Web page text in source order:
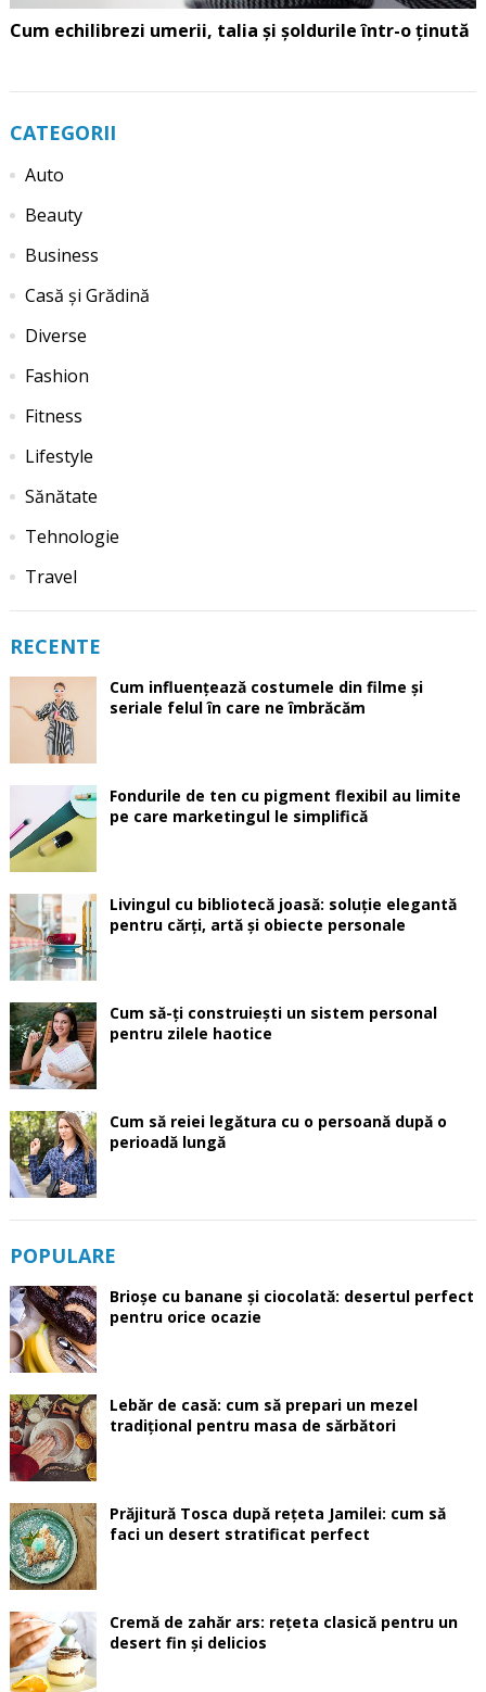
Cum echilibrezi umerii, talia și șoldurile într-o ținută
CATEGORII
Auto
Beauty
Business
Casă și Grădină
Diverse
Fashion
Fitness
Lifestyle
Sănătate
Tehnologie
Travel
RECENTE
Cum influențează costumele din filme și
seriale felul în care ne îmbrăcăm
Fondurile de ten cu pigment flexibil au limite
pe care marketingul le simplifică
Livingul cu bibliotecă joasă: soluție elegantă
pentru cărți, artă și obiecte personale
Cum să-ți construiești un sistem personal
pentru zilele haotice
Cum să reiei legătura cu o persoană după o
perioadă lungă
POPULARE
Brioșe cu banane și ciocolată: desertul perfect
pentru orice ocazie
Lebăr de casă: cum să prepari un mezel
tradițional pentru masa de sărbători
Prăjitură Tosca după rețeta Jamilei: cum să
faci un desert stratificat perfect
Cremă de zahăr ars: rețeta clasică pentru un
desert fin și delicios